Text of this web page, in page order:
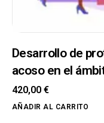
Desarrollo de
acoso en el
420,00 €
AÑADIR AL CARRITO